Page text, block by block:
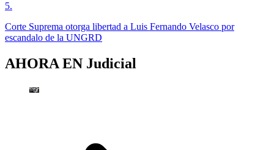
5.
Corte Suprema otorga libertad a Luis Fernando Velasco por
escandalo de la UNGRD
AHORA EN Judicial